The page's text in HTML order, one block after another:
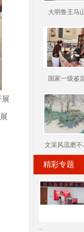
展
大明鲁王马
国家一级鉴
文采风流磨不
精彩专题
...